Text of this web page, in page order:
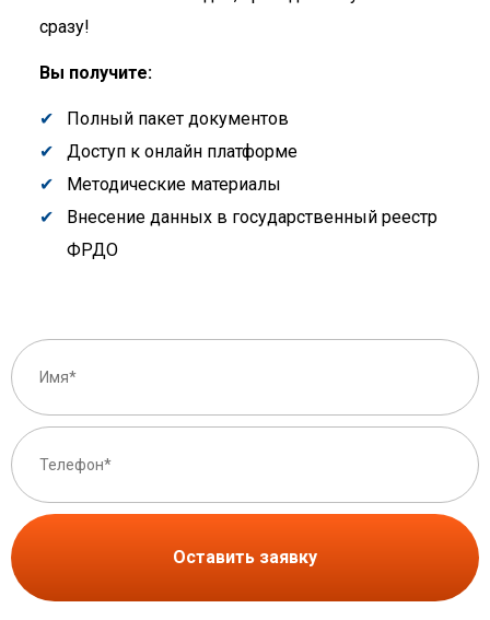
сразу!
Вы получите:
Полный пакет документов
Доступ к онлайн платформе
Методические материалы
Внесение данных в государственный реестр
ФРДО
Оставить заявку